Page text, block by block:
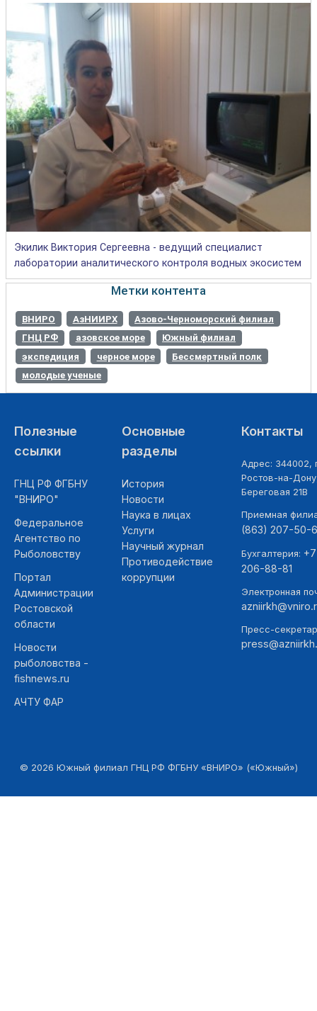
Экилик Виктория Сергеевна - ведущий специалист
лаборатории аналитического контроля водных экосистем
Метки контента
ВНИРО АзНИИРХ
Азово-Черноморский филиал
ГНЦ РФ
азовское море
Южный филиал
экспедиция
черное море
Бессмертный полк
молодые ученые
Полезные
ссылки
ГНЦ РФ ФГБНУ
"ВНИРО"
Федеральное
Агентство по
Рыболовству
Портал
Администрации
Ростовской
области
Новости
рыболовства -
fishnews.ru
АЧТУ ФАР
Основные
разделы
История
Новости
Наука в лицах
Услуги
Научный журнал
Противодействие
коррупции
Контакты
Адрес: 344002,
Ростов-на-
Береговая 21В
Приемная
(863) 207-50-
Бухгалтерия:
206-88-81
Электронная
Пресс-
© 2026 Южный филиал ГНЦ РФ ФГБНУ «ВНИРО» («Южный»)